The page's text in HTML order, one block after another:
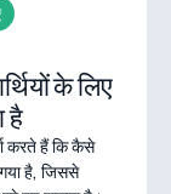
के लिए
है
करते हैं कि कैसे
है, जिससे